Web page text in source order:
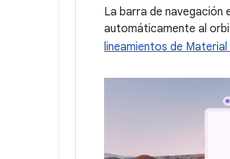
La barra de navegación
automáticamente al
lineamientos de Material